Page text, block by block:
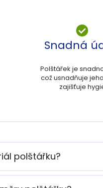
Snadná
Polštářek je
což usnadňuje
zajišťuje
polštářku?